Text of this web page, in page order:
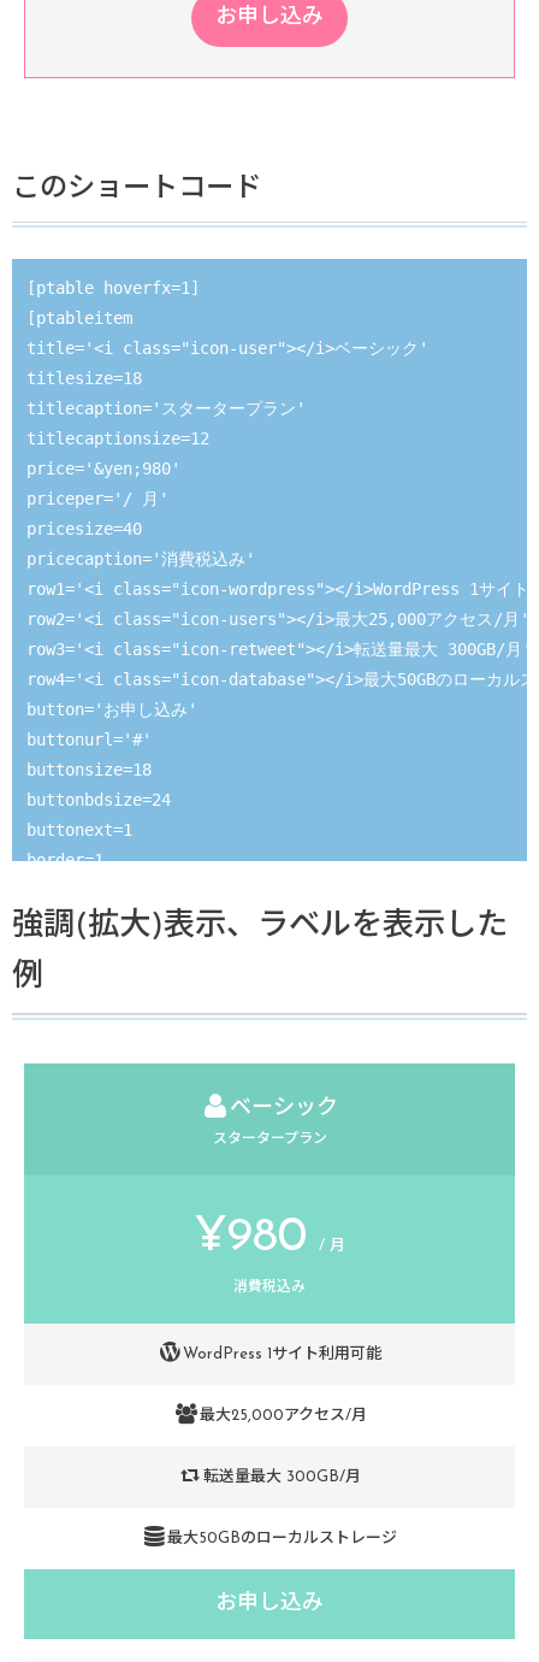
お申し込み
このショートコード
[ptable hoverfx=1]
[ptableitem
title='<i class="icon-user"></i>ベーシック'
titlesize=18
titlecaption='スタータープラン'
titlecaptionsize=12
price='&yen;980'
priceper='/ 月'
pricesize=40
pricecaption='消費税込み'
row1='<i class="icon-wordpress"></i>WordPress 1サイト
row2='<i class="icon-users"></i>最大25,000アクセス/月'
row3='<i class="icon-retweet"></i>転送量最大 300GB/
row4='<i class="icon-database"></i>最大50GBのローカル
button='お申し込み'
buttonurl='#'
buttonsize=18
buttonbdsize=24
buttonext=1
border=1
keycolor='#82DACA']
[ptableitem
title='<i class="icon-warmedal"></i>スタンダード'
titlecaptionsize=12
pricecaption='消費税込み'
row1='<i class="icon-wordpress"></i>WordPress 3サイト
row2='<i class="icon-users"></i>最大100,000アクセス/
row4='<i class="icon-database"></i>最大500GBのローカ
bdcolor='#49D1FF'
[ptableitem
強調(拡大)表示、ラベルを表示した
例
ベーシック
スタータープラン
¥980 / 月
消費税込み
WordPress 1サイト利用可能
最大25,000アクセス/月
転送量最大 300GB/月
最大50GBのローカルストレージ
お申し込み